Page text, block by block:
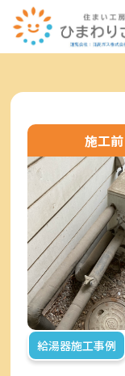
施工前
給湯器施工事例